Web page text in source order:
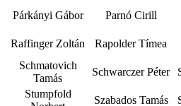
Párkányi Gábor Parnó Cirill
Raffinger Zoltán Rapolder Tímea
Schmatovich
Tamás
Schwarczer Péter
Stumpfold
Szabados Tamás